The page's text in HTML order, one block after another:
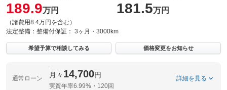
189.9万円
（諸費用8.4万円を含む）
181.5万円
法定整備： 整備付保証： 3ヶ月・3000km
希望予算で相談してみる 価格変更をお知らせ
通常ローン 月々 14,700円
実質年率6.99%・120回
詳細を見る